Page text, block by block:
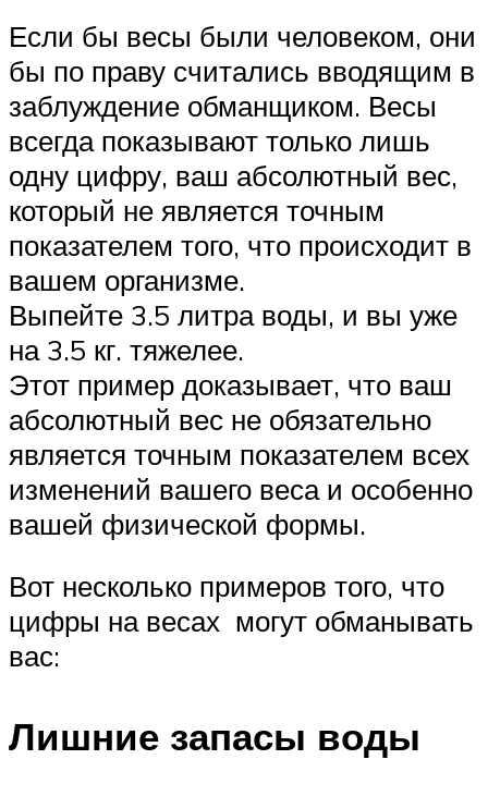
Если бы весы были человеком, они
бы по праву считались вводящим в
заблуждение обманщиком. Весы
всегда показывают только лишь
одну цифру, ваш абсолютный вес,
который не является точным
показателем того, что происходит в
вашем организме.
Выпейте 3.5 литра воды, и вы уже
на 3.5 кг. тяжелее.
Этот пример доказывает, что ваш
абсолютный вес не обязательно
является точным показателем всех
изменений вашего веса и особенно
вашей физической формы.
Вот несколько примеров того, что
цифры на весах могут обманывать
вас:
Лишние запасы воды